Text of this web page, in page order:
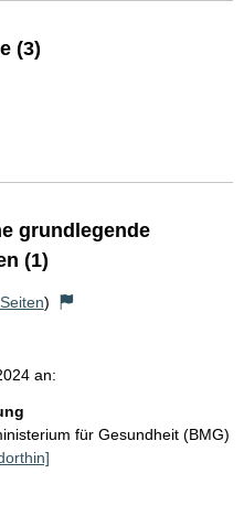
(3)
grundlegende
(1)
)
an:
für Gesundheit (BMG)